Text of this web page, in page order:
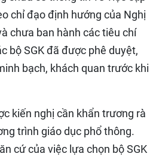
chỉ đạo định hướng của Nghị
chưa ban hành các tiêu chí
bộ SGK đã được phê duyệt,
bạch, khách quan trước khi
kiến nghị cần khẩn trương rà
trình giáo dục phổ thông.
cứ của việc lựa chọn bộ SGK